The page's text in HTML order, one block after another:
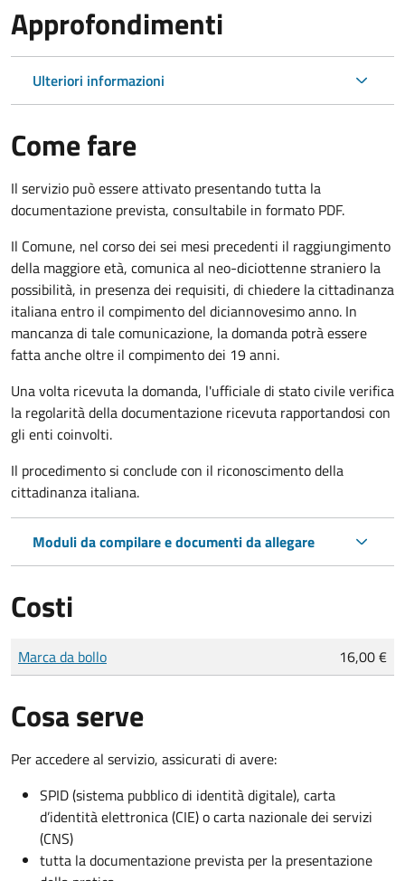
Approfondimenti
Ulteriori informazioni
Come fare
Il servizio può essere attivato presentando tutta la
documentazione prevista, consultabile in formato PDF.
Il Comune, nel corso dei sei mesi precedenti il raggiungimento
della maggiore età, comunica al neo-diciottenne straniero la
possibilità, in presenza dei requisiti, di chiedere la cittadinanza
italiana entro il compimento del diciannovesimo anno. In
mancanza di tale comunicazione, la domanda potrà essere
fatta anche oltre il compimento dei 19 anni.
Una volta ricevuta la domanda, l'ufficiale di stato civile verifica
la regolarità della documentazione ricevuta rapportandosi con
gli enti coinvolti.
Il procedimento si conclude con il riconoscimento della
cittadinanza italiana.
Moduli da compilare e documenti da allegare
Costi
Tipo di pagamento
Importo
Marca da bollo 16,00 €
Cosa serve
Per accedere al servizio, assicurati di avere:
SPID (sistema pubblico di identità digitale), carta
d’identità elettronica (CIE) o carta nazionale dei servizi
(CNS)
tutta la documentazione prevista per la presentazione